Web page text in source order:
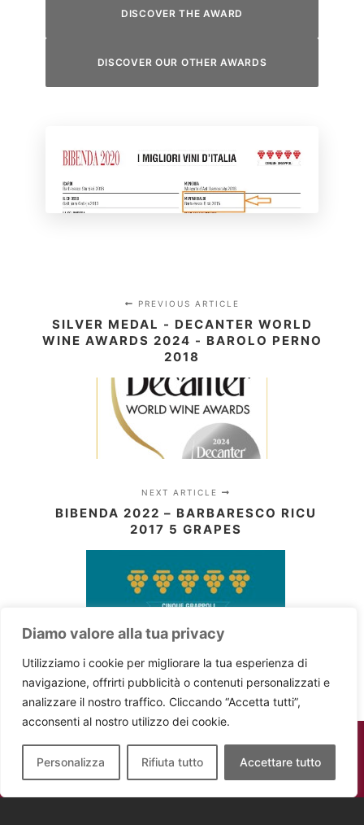
Diamo valore alla tua privacy
Utilizziamo i cookie per migliorare la tua esperienza di
navigazione, offrirti pubblicità o contenuti personalizzati e
analizzare il nostro traffico. Cliccando “Accetta tutti”,
acconsenti al nostro utilizzo dei cookie.
Personalizza Rifiuta tutto Accettare tutto
DISCOVER THE AWARD
DISCOVER OUR OTHER AWARDS
PREVIOUS ARTICLE
SILVER MEDAL - DECANTER WORLD
WINE AWARDS 2024 - BAROLO PERNO
2018
NEXT ARTICLE
BIBENDA 2022 – BARBARESCO RICU
2017 5 GRAPES